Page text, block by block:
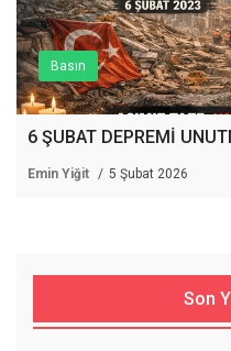
Basın
6 ŞUBAT DEPREMİ
Emin Yiğit 5 Şubat 2026
Son